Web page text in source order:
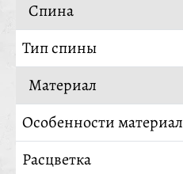
Спина
Тип спины
Материал
Особенности
Расцветка